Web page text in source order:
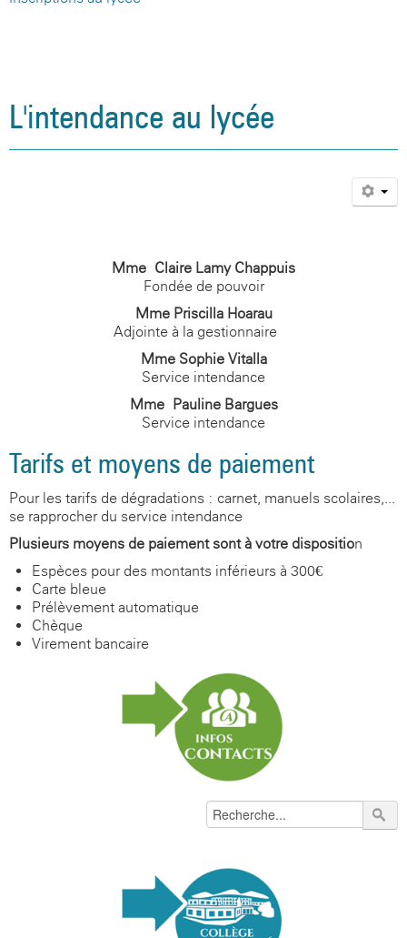
L'intendance au lycée
Mme Claire Lamy-Chappuis
Fondée de pouvoir
Mme Priscilla Hoarau
Adjointe à la gestionnaire
Mme Sophie Vitalla
Service intendance
Mme Pauline Bargues
Service intendance
Tarifs et moyens de paiement
Pour les tarifs de dégradations : carnet, manuels scolaires,...
se rapprocher du service intendance
Plusieurs moyens de paiement sont à votre disposition
Espèces pour des montants inférieurs à 300€
Carte bleue
Prélèvement automatique
Chèque
Virement bancaire